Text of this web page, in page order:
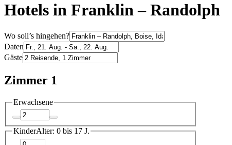
Hotels in Franklin – Randolph
Wo soll’s hingehen?
Daten
Gäste
Zimmer 1
Erwachsene
KinderAlter: 0 bis 17 J.